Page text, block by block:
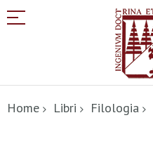
al
contenuto
Home Libri Filologia